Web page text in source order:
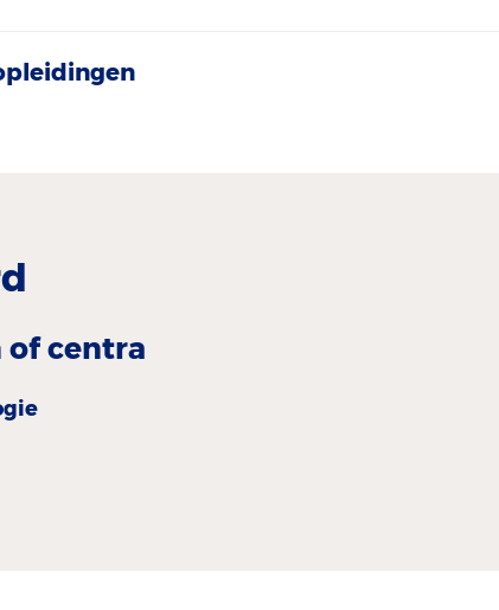
of centra